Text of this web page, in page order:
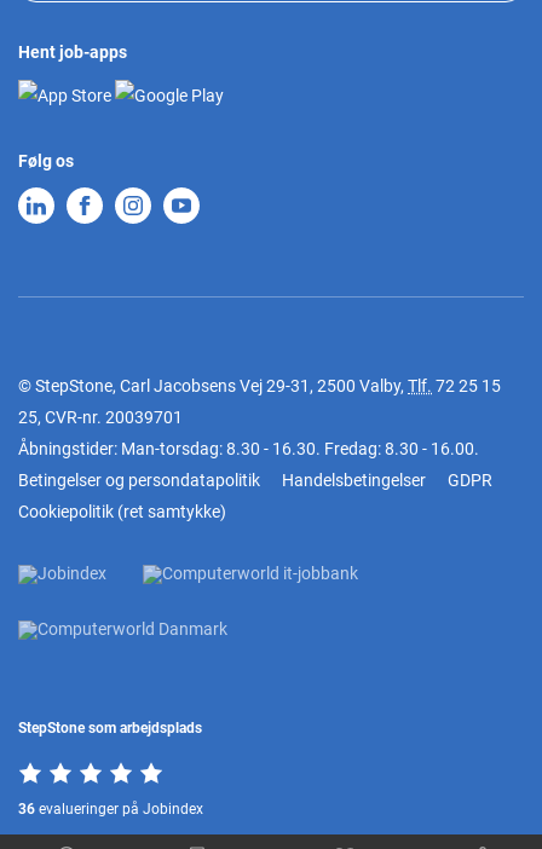
Hent job-apps
Følg os
© StepStone, Carl Jacobsens Vej 29-31, 2500 Valby, Tlf. 72 25 15
25, CVR-nr. 20039701
Åbningstider: Man-torsdag: 8.30 - 16.30. Fredag: 8.30 - 16.00.
Betingelser og persondatapolitik
Handelsbetingelser
GDPR
Cookiepolitik (ret samtykke)
StepStone som arbejdsplads
36 evalueringer på Jobindex